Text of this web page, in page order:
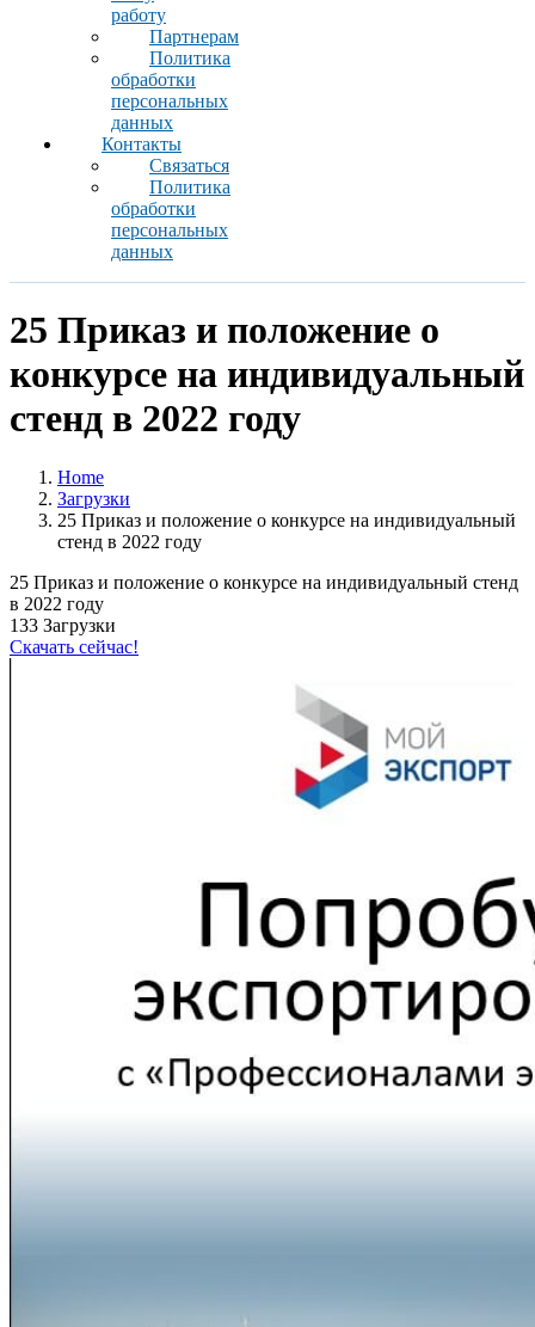
работу
Партнерам
Политика
обработки
персональных
данных
Контакты
Связаться
Политика
обработки
персональных
данных
25 Приказ и положение о
конкурсе на индивидуальный
стенд в 2022 году
Home
Загрузки
25 Приказ и положение о конкурсе на индивидуальный
стенд в 2022 году
25 Приказ и положение о конкурсе на индивидуальный стенд
в 2022 году
133 Загрузки
Скачать сейчас!